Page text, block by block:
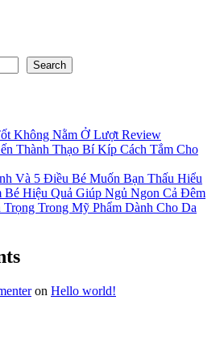
Search
Không Nằm Ở Lượt Review
Thành Thạo Bí Kíp Cách Tắm Cho
Và 5 Điều Bé Muốn Bạn Thấu Hiểu
Bé Hiệu Quả Giúp Ngủ Ngon Cả Đêm
Trong Mỹ Phẩm Dành Cho Da
on Hello world!